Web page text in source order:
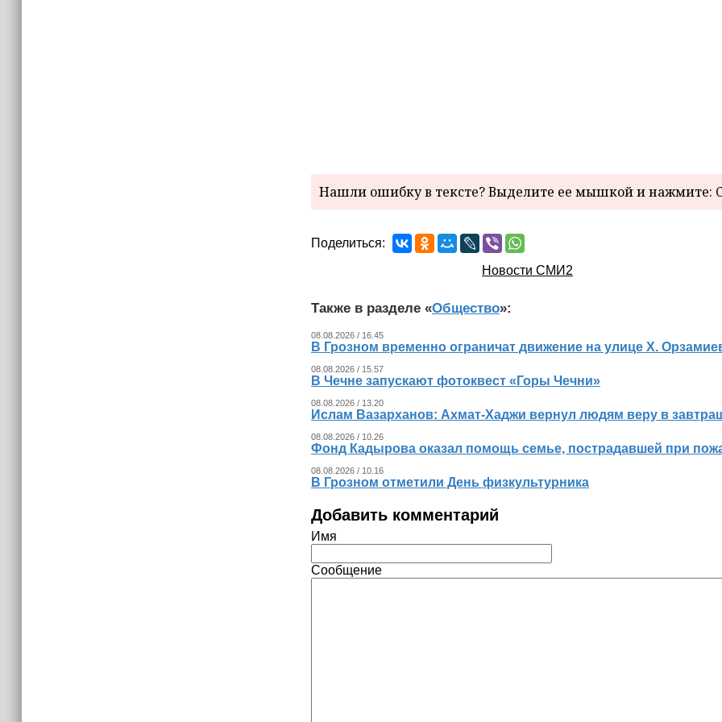
Нашли ошибку в тексте? Выделите ее мышкой и нажмите:
Поделиться:
Новости СМИ2
Также в разделе «Общество»:
08.08.2026 / 16.45
В Грозном временно ограничат движение на улице Х.
08.08.2026 / 15.57
В Чечне запускают фотоквест «Горы Чечни»
08.08.2026 / 13.20
Ислам Вазарханов: Ахмат-Хаджи вернул людям веру в
08.08.2026 / 10.26
Фонд Кадырова оказал помощь семье, пострадавшей при
08.08.2026 / 10.16
В Грозном отметили День физкультурника
Добавить комментарий
Имя
Сообщение